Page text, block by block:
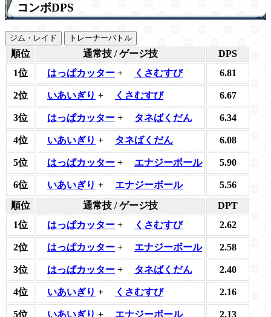
コンボDPS
ジム・レイド トレーナーバトル
順位 通常技 / ゲージ技
DPS
1位
はっぱカッター + くさむすび 6.81
2位 いあいぎり + くさむすび 6.67
3位 はっぱカッター + タネばくだん 6.34
4位 いあいぎり + タネばくだん 6.08
5位 はっぱカッター + エナジーボール 5.90
6位 いあいぎり + エナジーボール
5.56
順位
通常技 / ゲージ技
DPT
1位
はっぱカッター + くさむすび 2.62
2位 はっぱカッター + エナジーボール 2.58
3位 はっぱカッター + タネばくだん 2.40
4位 いあいぎり + くさむすび 2.16
5位 いあいぎり + エナジーボール 2.13